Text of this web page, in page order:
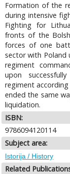
Formation of the
during intensive
Fighting for
fronts of the
forces of one
sector with Poland
regiment
upon
regiment
ended the same
liquidation.
ISBN:
9786094120114
Subject area:
Istorija / History
Related